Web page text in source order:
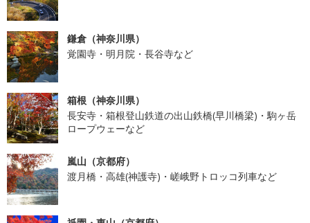
鎌倉（神奈川県）
覚園寺・明月院・長谷寺など
箱根（神奈川県）
長安寺・箱根登山鉄道の出山鉄橋(早川橋梁)・駒ヶ岳
ロープウェーなど
嵐山（京都府）
渡月橋・高雄(神護寺)・嵯峨野トロッコ列車など